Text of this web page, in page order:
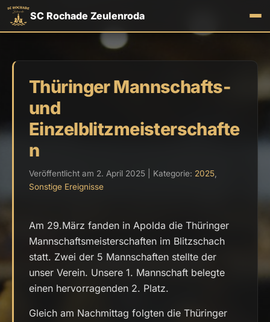
SC Rochade Zeulenroda
Thüringer Mannschafts-
und
Einzelblitzmeisterschafte
n
Veröffentlicht am 2. April 2025 | Kategorie: 2025
Sonstige Ereignisse
Am 29.März fanden in Apolda die Thüringer
Mannschaftsmeisterschaften im Blitzschach
statt. Zwei der 5 Mannschaften stellte der
unser Verein. Unsere 1. Mannschaft belegte
einen hervorragenden 2. Platz.
Gleich am Nachmittag folgten die Thüringer